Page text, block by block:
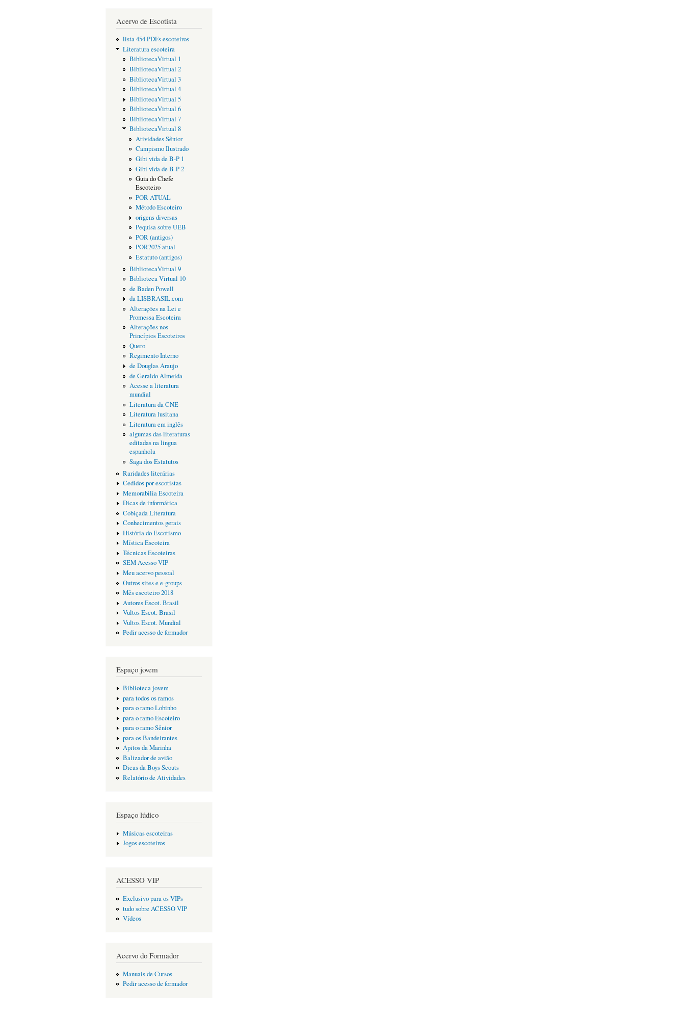
Acervo de Escotista
lista 454 PDFs escoteiros
Literatura escoteira
BibliotecaVirtual 1
BibliotecaVirtual 2
BibliotecaVirtual 3
BibliotecaVirtual 4
BibliotecaVirtual 5
BibliotecaVirtual 6
BibliotecaVirtual 7
BibliotecaVirtual 8
Atividades Sênior
Campismo Ilustrado
Gibi vida de B-P 1
Gibi vida de B-P 2
Guia do Chefe
Escoteiro
POR ATUAL
Método Escoteiro
origens diversas
Pequisa sobre UEB
POR (antigos)
POR2025 atual
Estatuto (antigos)
BibliotecaVirtual 9
Biblioteca Virtual 10
de Baden Powell
da LISBRASIL.com
Alterações na Lei e
Promessa Escoteira
Alterações nos
Princípios Escoteiros
Quero
Regimento Interno
de Douglas Araujo
de Geraldo Almeida
Acesse a literatura
mundial
Literatura da CNE
Literatura lusitana
Literatura em inglês
algumas das literaturas
editadas na lingua
espanhola
Saga dos Estatutos
Raridades literárias
Cedidos por escotistas
Memorabilia Escoteira
Dicas de informática
Cobiçada Literatura
Conhecimentos gerais
História do Escotismo
Mística Escoteira
Técnicas Escoteiras
SEM Acesso VIP
Meu acervo pessoal
Outros sites e e-groups
Mês escoteiro 2018
Autores Escot. Brasil
Vultos Escot. Brasil
Vultos Escot. Mundial
Pedir acesso de formador
Espaço jovem
Biblioteca jovem
para todos os ramos
para o ramo Lobinho
para o ramo Escoteiro
para o ramo Sênior
para os Bandeirantes
Apitos da Marinha
Balizador de avião
Dicas da Boys Scouts
Relatório de Atividades
Espaço lúdico
Músicas escoteiras
Jogos escoteiros
ACESSO VIP
Exclusivo para os VIPs
tudo sobre ACESSO VIP
Vídeos
Acervo do Formador
Manuais de Cursos
Pedir acesso de formador